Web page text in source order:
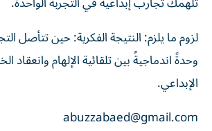
لزوم ما يلزم: النتيجة الفكرية: حين تتأصل
وحدةً اندماجيةً بين تلقائية الإلهام وانعقاد
الإبداعي.
abuzzabaed@gmail.com